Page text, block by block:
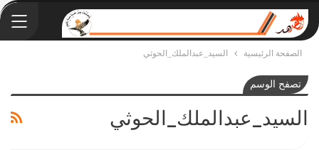
الصفحة الرئيسية السيد_عبدالملك_الحوثي
تصفح الوسم
السيد_عبدالملك_الحوثي